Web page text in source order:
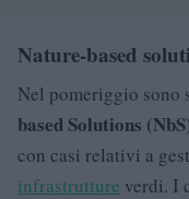
Nature-based
Nel pomeriggio sono
based Solutions
con casi relativi a
infrastrutture verdi. I